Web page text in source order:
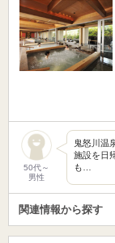
50代～
男性
鬼怒川温
施設を日
も…
関連情報から探す